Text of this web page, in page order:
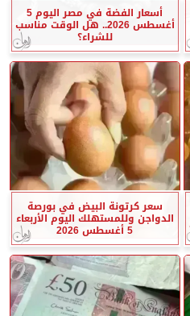
أسعار الفضة في مصر اليوم 5
أغسطس 2026.. هل الوقت مناسب
للشراء؟
سعر كرتونة البيض في بورصة
الدواجن وللمستهلك اليوم الأربعاء
5 أغسطس 2026